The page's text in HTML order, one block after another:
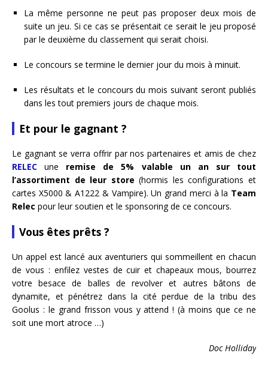
La même personne ne peut pas proposer deux mois de
suite un jeu. Si ce cas se présentait ce serait le jeu proposé
par le deuxième du classement qui serait choisi.
Le concours se termine le dernier jour du mois à minuit.
Les résultats et le concours du mois suivant seront publiés
dans les tout premiers jours de chaque mois.
Et pour le gagnant ?
Le gagnant se verra offrir par nos partenaires et amis de chez
RELEC une remise de 5% valable un an sur tout
l’assortiment de leur store (hormis les configurations et
cartes X5000 & A1222 & Vampire). Un grand merci à la Team
Relec pour leur soutien et le sponsoring de ce concours.
Vous êtes prêts ?
Un appel est lancé aux aventuriers qui sommeillent en chacun
de vous : enfilez vestes de cuir et chapeaux mous, bourrez
votre besace de balles de revolver et autres bâtons de
dynamite, et pénétrez dans la cité perdue de la tribu des
Goolus : le grand frisson vous y attend ! (à moins que ce ne
soit une mort atroce …)
Doc Holliday